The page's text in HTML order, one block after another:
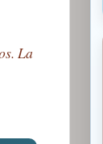
La